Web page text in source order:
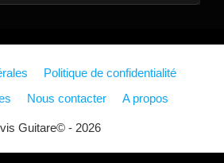
Politique de confidentialité
Nous contacter A propos
Guitare© - 2026